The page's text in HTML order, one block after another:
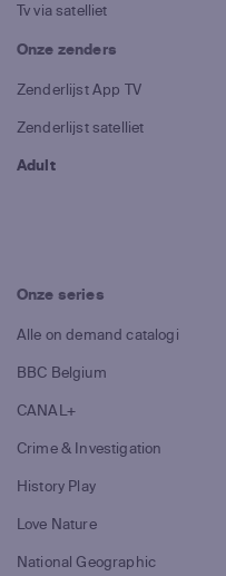
Tv via satelliet
Onze zenders
Zenderlijst App TV
Zenderlijst satelliet
Adult
Onze series
Alle on demand catalogi
BBC Belgium
CANAL+
Crime & Investigation
History Play
Love Nature
National Geographic